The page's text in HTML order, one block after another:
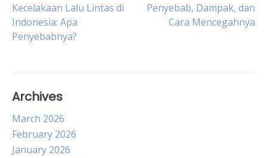
navigation
Kecelakaan Lalu Lintas di
Indonesia: Apa
Penyebabnya?
Penyebab, Dampak, dan
Cara Mencegahnya
Archives
March 2026
February 2026
January 2026